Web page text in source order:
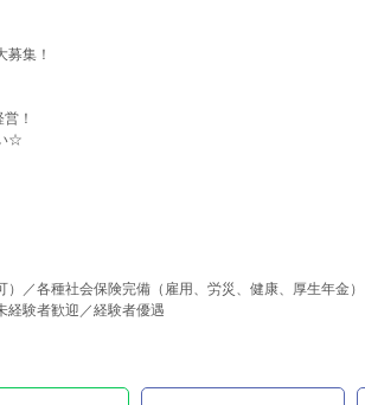
集！
！
☆
／各種社会保険完備（雇用、労災、健康、厚生年金）
経験者歓迎／経験者優遇